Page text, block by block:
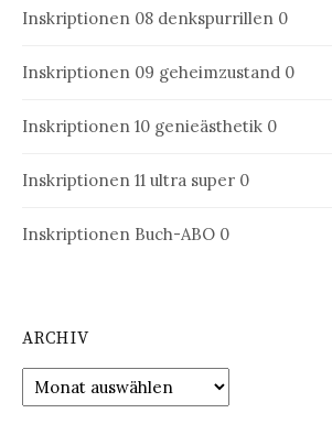
Inskriptionen 08 denkspurrillen 0
Inskriptionen 09 geheimzustand 0
Inskriptionen 10 genieästhetik 0
Inskriptionen 11 ultra super 0
Inskriptionen Buch-ABO 0
ARCHIV
Archiv